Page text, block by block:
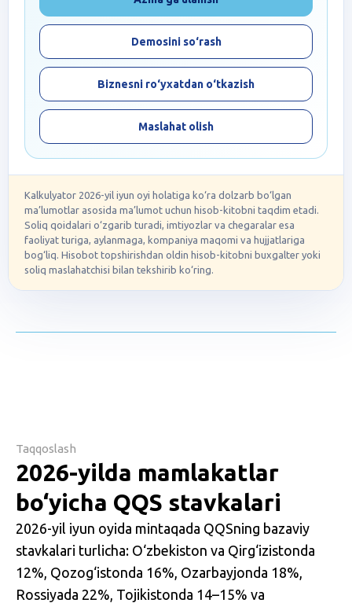
Demosini so‘rash
Biznesni ro‘yxatdan o‘tkazish
Maslahat olish
Kalkulyator 2026-yil iyun oyi holatiga ko‘ra dolzarb bo‘lgan
ma’lumotlar asosida ma’lumot uchun hisob-kitobni taqdim etadi.
Soliq qoidalari o‘zgarib turadi, imtiyozlar va chegaralar esa
faoliyat turiga, aylanmaga, kompaniya maqomi va hujjatlariga
bog‘liq. Hisobot topshirishdan oldin hisob-kitobni buxgalter yoki
soliq maslahatchisi bilan tekshirib ko‘ring.
Taqqoslash
2026-yilda mamlakatlar
bo‘yicha QQS stavkalari
2026-yil iyun oyida mintaqada QQSning bazaviy
stavkalari turlicha: O‘zbekiston va Qirg‘izistonda
12%, Qozog‘istonda 16%, Ozarbayjonda 18%,
Rossiyada 22%, Tojikistonda 14–15% va